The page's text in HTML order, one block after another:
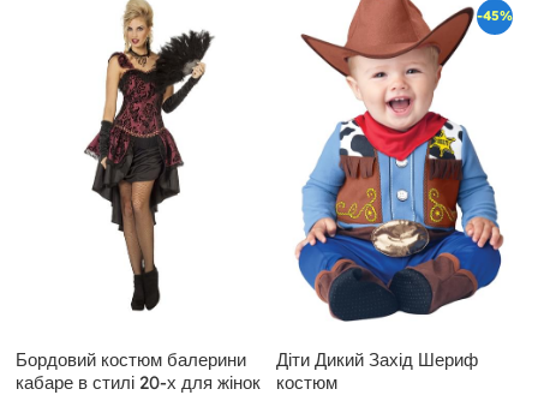
Бордовий костюм балерини
кабаре в стилі 20-х для жінок
-45%
Діти Дикий Захід Шериф
костюм